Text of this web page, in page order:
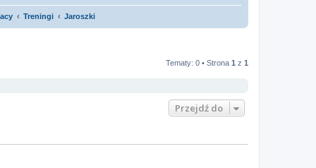
Treningi Jaroszki
Tematy: 0 • Strona 1 z 1
Przejdź do